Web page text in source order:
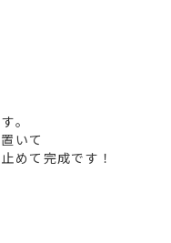
。
いて
めて完成です！